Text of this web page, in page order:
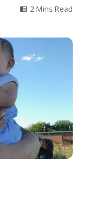
2 Mins Read